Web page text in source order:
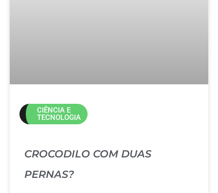
CIÊNCIA E
TECNOLOGIA
CROCODILO COM DUAS
PERNAS?